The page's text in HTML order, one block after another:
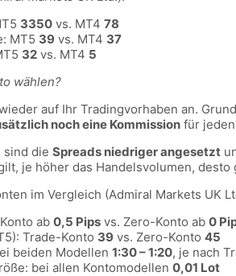
3350 vs. MT4 78
MT5 39 vs. MT4 37
32 vs. MT4 5
wählen?
auf Ihr Tradingvorhaben an.
noch eine Kommission für
sind die Spreads niedriger angesetzt
je höher das Handelsvolumen,
im Vergleich (Admiral Markets UK
ab 0,5 Pips vs. Zero-Konto ab 0
Trade-Konto 39 vs. Zero-Konto 45
beiden Modellen 1:30 – 1:20, je nach
bei allen Kontomodellen 0,01 Lot